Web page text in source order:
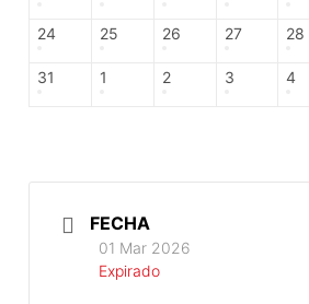
24 25 26 27 28
31 1 2 3 4
FECHA
01 Mar 2026
Expirado